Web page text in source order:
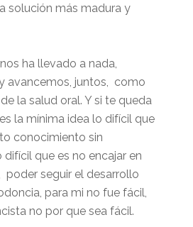
solución más madura y
ha llevado a nada,
avancemos, juntos, como
la salud oral. Y si te queda
la mínima idea lo difícil que
conocimiento sin
que es no encajar en
seguir el desarrollo
para mi no fue fácil,
no por que sea fácil.